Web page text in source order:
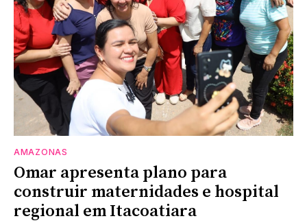
AMAZONAS
Omar apresenta plano para
construir maternidades e hospital
regional em Itacoatiara